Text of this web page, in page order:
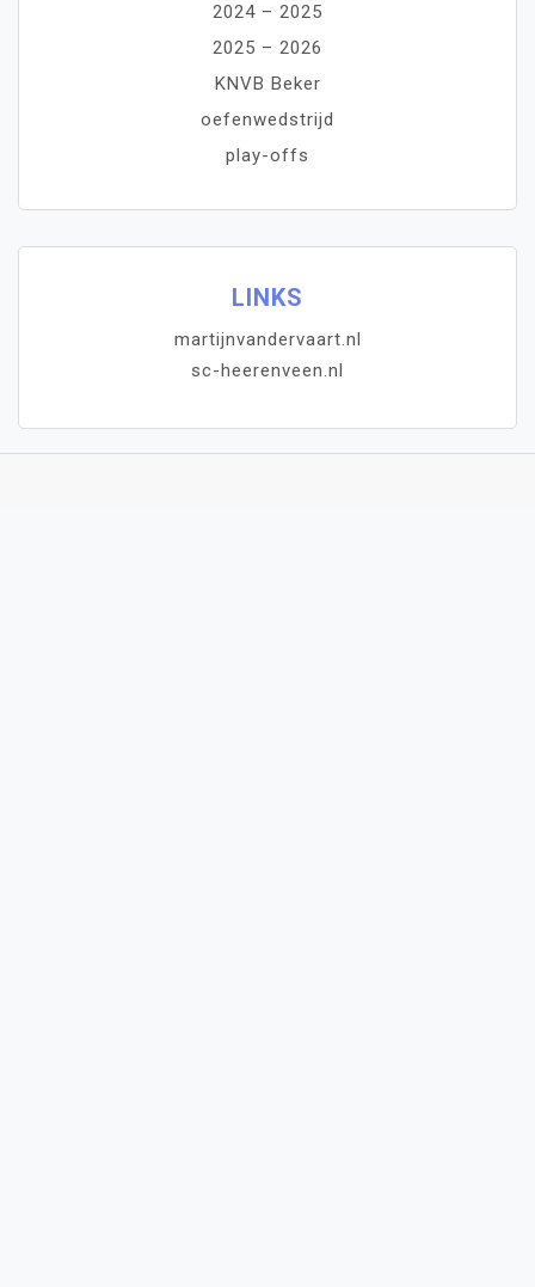
2024 – 2025
2025 – 2026
KNVB Beker
oefenwedstrijd
play-offs
LINKS
martijnvandervaart.nl
sc-heerenveen.nl